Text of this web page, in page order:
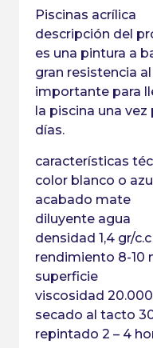
Piscinas acrílica
descripción del
es una pintura a
gran resistencia
importante para
la piscina una
días.
características
color blanco o
acabado mate
diluyente agua
densidad 1,4 gr/c.c
rendimiento 8-10
superficie
viscosidad
secado al tacto
repintado 2 – 4